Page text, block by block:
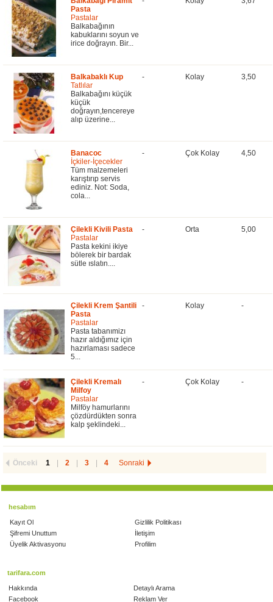
Pasta
Pastalar
Balkabağının
kabuklarını soyun ve
irice doğrayın. Bir...
Balkabaklı Kup
Tatlılar
Balkabağını küçük
küçük
doğrayın,tencereye
alıp üzerine...
- Kolay 3,50
Banacoc
İçkiler-İçecekler
Tüm malzemeleri
karıştırıp servis
ediniz. Not: Soda,
cola...
- Çok Kolay 4,50
Çilekli Kivili Pasta
Pastalar
Pasta kekini ikiye
bölerek bir bardak
sütle ıslatın....
- Orta 5,00
Çilekli Krem Şantili
Pasta
Pastalar
Pasta tabanımizı
hazır aldığımız için
hazırlaması sadece
5...
- Kolay -
Çilekli Kremalı
Milfoy
Pastalar
Milföy hamurlarını
çözdürdükten sonra
kalp şeklindeki...
- Çok Kolay -
Önceki 1 2 3 4 Sonraki
hesabım
Kayıt Ol
Şifremi Unuttum
Üyelik Aktivasyonu
Gizlilik Politikası
İletişim
Profilim
tarifara.com
Hakkında
Facebook
Detaylı Arama
Reklam Ver